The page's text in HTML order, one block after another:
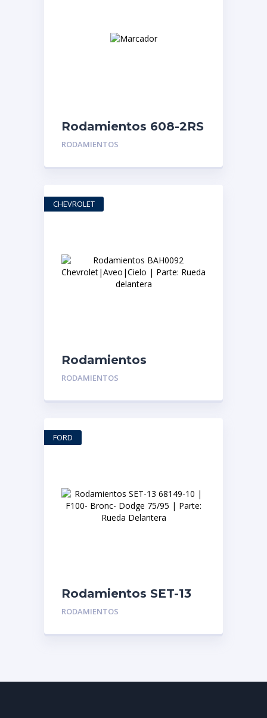
Rodamientos 608-2RS
| Alternador Fiesta
RODAMIENTOS
Rodamientos
BAH0092
Parte: Rueda
RODAMIENTOS
CHEVROLET
Rodamientos SET-13
68149-10 | F100-
Parte: Rueda
RODAMIENTOS
FORD